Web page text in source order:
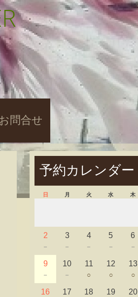
問合せ
予約カレンダー
日 月 火 水 木
2
－
3
－
4
－
5
－
6
－
9
－
10
－
11
○
12
○
13
○
16 17 18 19 20